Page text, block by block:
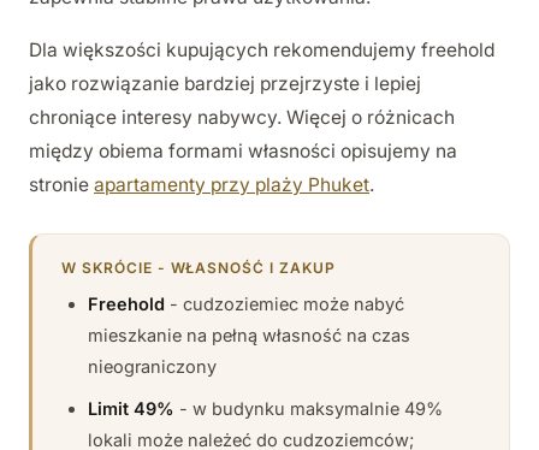
Dla większości kupujących rekomendujemy freehold
jako rozwiązanie bardziej przejrzyste i lepiej
chroniące interesy nabywcy. Więcej o różnicach
między obiema formami własności opisujemy na
stronie apartamenty przy plaży Phuket.
W SKRÓCIE - WŁASNOŚĆ I ZAKUP
Freehold - cudzoziemiec może nabyć
mieszkanie na pełną własność na czas
nieograniczony
Limit 49% - w budynku maksymalnie 49%
lokali może należeć do cudzoziemców;